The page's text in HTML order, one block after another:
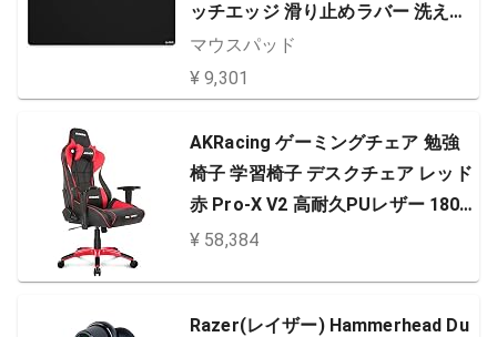
ッチエッジ 滑り止めラバー 洗える
46x91cm 厚さ3mm ゲーミングマ
ウスパッド 大型 mouse pad国内正
規品 (G-XXL)
マウスパッド
¥ 9,301
AKRacing ゲーミングチェア 勉強
椅子 学習椅子 デスクチェア レッド
赤 Pro-X V2 高耐久PUレザー 180
度リクライニング 在宅 リモート 5
¥ 58,384
Razer(レイザー) Hammerhead Du